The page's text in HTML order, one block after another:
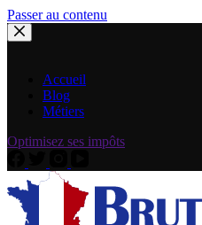
Passer au contenu
Accueil
Blog
Métiers
Optimisez ses impôts